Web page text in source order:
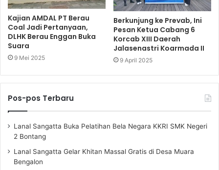
Kajian AMDAL PT Berau
Coal Jadi Pertanyaan,
DLHK Berau Enggan Buka
Suara
9 Mei 2025
Berkunjung ke Prevab, Ini
Pesan Ketua Cabang 6
Korcab XIII Daerah
Jalasenastri Koarmada II
9 April 2025
Pos-pos Terbaru
Lanal Sangatta Buka Pelatihan Bela Negara KKRI SMK Negeri
2 Bontang
Lanal Sangatta Gelar Khitan Massal Gratis di Desa Muara
Bengalon